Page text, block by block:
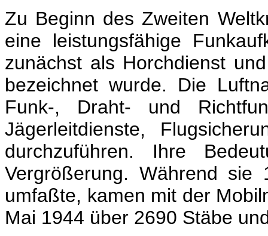
Zu Beginn des Zweiten
eine leistungsfähige
zunächst als Horchdienst
bezeichnet wurde. Die
Funk-, Draht- und
Jägerleitdienste,
durchzuführen. Ihre
Vergrößerung. Während
umfaßte, kamen mit der
Mai 1944 über 2690 Stäbe